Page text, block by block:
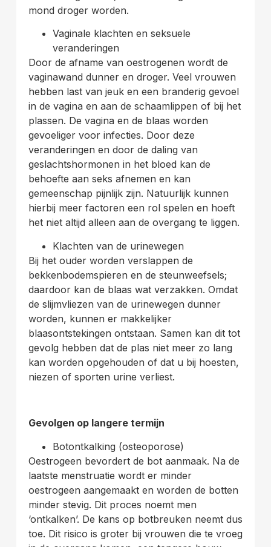
mond droger worden.
Vaginale klachten en seksuele
veranderingen
Door de afname van oestrogenen wordt de
vaginawand dunner en droger. Veel vrouwen
hebben last van jeuk en een branderig gevoel
in de vagina en aan de schaamlippen of bij het
plassen. De vagina en de blaas worden
gevoeliger voor infecties. Door deze
veranderingen en door de daling van
geslachtshormonen in het bloed kan de
behoefte aan seks afnemen en kan
gemeenschap pijnlijk zijn. Natuurlijk kunnen
hierbij meer factoren een rol spelen en hoeft
het niet altijd alleen aan de overgang te liggen.
Klachten van de urinewegen
Bij het ouder worden verslappen de
bekkenbodemspieren en de steunweefsels;
daardoor kan de blaas wat verzakken. Omdat
de slijmvliezen van de urinewegen dunner
worden, kunnen er makkelijker
blaasontstekingen ontstaan. Samen kan dit tot
gevolg hebben dat de plas niet meer zo lang
kan worden opgehouden of dat u bij hoesten,
niezen of sporten urine verliest.
Gevolgen op langere termijn
Botontkalking (osteoporose)
Oestrogeen bevordert de bot aanmaak. Na de
laatste menstruatie wordt er minder
oestrogeen aangemaakt en worden de botten
minder stevig. Dit proces noemt men
‘ontkalken’. De kans op botbreuken neemt dus
toe. Dit risico is groter bij vrouwen die te vroeg